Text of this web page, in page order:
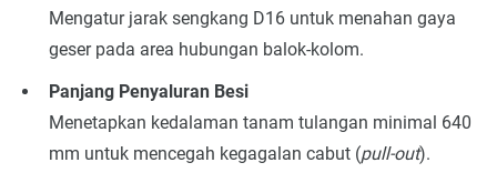
Mengatur jarak sengkang D16 untuk menahan gaya
geser pada area hubungan balok-kolom.
Panjang Penyaluran Besi
Menetapkan kedalaman tanam tulangan minimal 640
mm untuk mencegah kegagalan cabut (pull-out).